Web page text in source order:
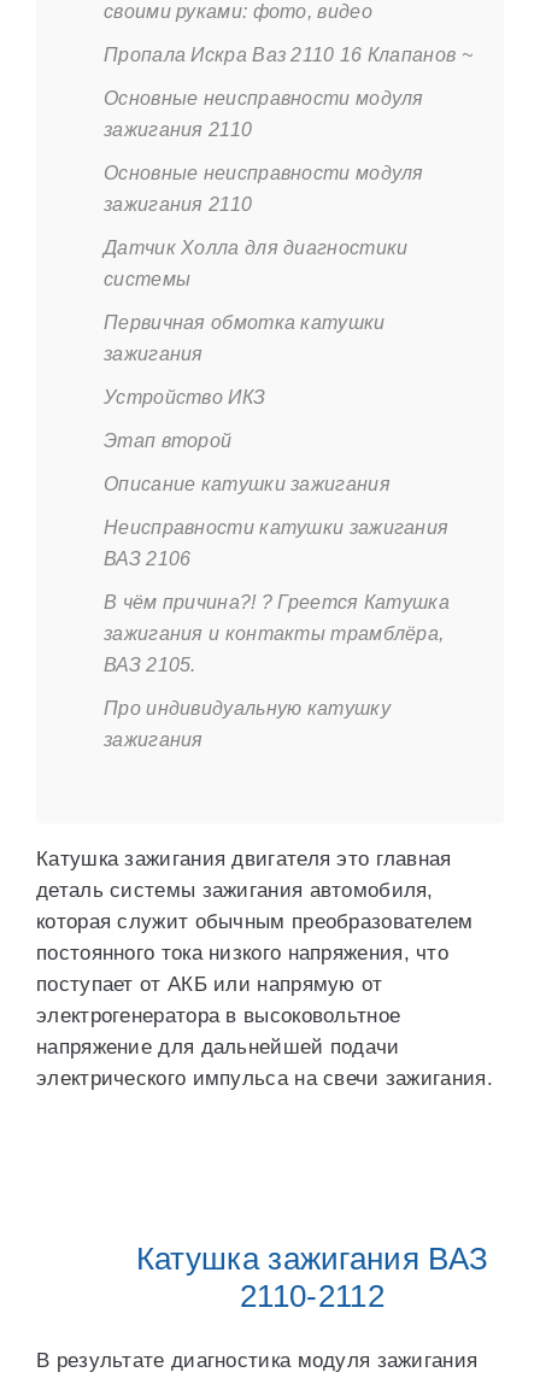
своими руками: фото, видео
Пропала Искра Ваз 2110 16 Клапанов ~
Основные неисправности модуля
зажигания 2110
Основные неисправности модуля
зажигания 2110
Датчик Холла для диагностики
системы
Первичная обмотка катушки
зажигания
Устройство ИКЗ
Этап второй
Описание катушки зажигания
Неисправности катушки зажигания
ВАЗ 2106
В чём причина?! ? Греется Катушка
зажигания и контакты трамблёра,
ВАЗ 2105.
Про индивидуальную катушку
зажигания
Катушка зажигания двигателя это главная
деталь системы зажигания автомобиля,
которая служит обычным преобразователем
постоянного тока низкого напряжения, что
поступает от АКБ или напрямую от
электрогенератора в высоковольтное
напряжение для дальнейшей подачи
электрического импульса на свечи зажигания.
Катушка зажигания ВАЗ
2110-2112
В результате диагностика модуля зажигания